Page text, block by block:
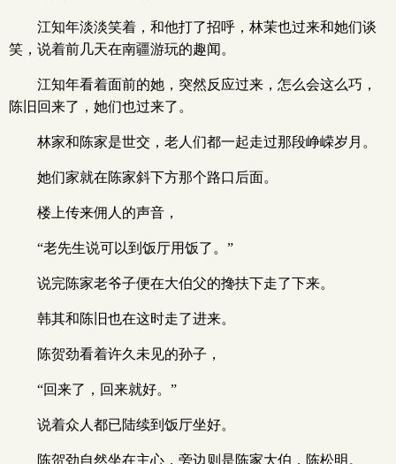
江知年淡淡笑着，和他打了招呼，林茉也过来和她们谈
笑，说着前几天在南疆游玩的趣闻。
江知年看着面前的她，突然反应过来，怎么会这么巧，
陈旧回来了，她们也过来了。
林家和陈家是世交，老人们都一起走过那段峥嵘岁月。
她们家就在陈家斜下方那个路口后面。
楼上传来佣人的声音，
“老先生说可以到饭厅用饭了。”
说完陈家老爷子便在大伯父的搀扶下走了下来。
韩其和陈旧也在这时走了进来。
陈贺劲看着许久未见的孙子，
“回来了，回来就好。”
说着众人都已陆续到饭厅坐好。
陈贺劲自然坐在主心，旁边则是陈家大伯，陈松明。